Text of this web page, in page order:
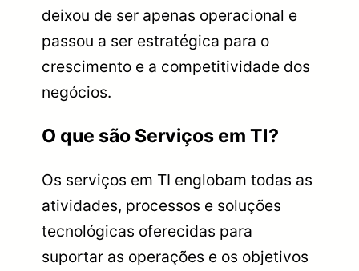
deixou de ser apenas operacional e
passou a ser estratégica para o
crescimento e a competitividade dos
negócios.
O que são Serviços em TI?
Os serviços em TI englobam todas as
atividades, processos e soluções
tecnológicas oferecidas para
suportar as operações e os objetivos